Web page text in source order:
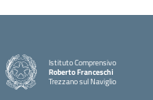
Istituto Comprensivo
Roberto Franceschi
Trezzano sul Naviglio